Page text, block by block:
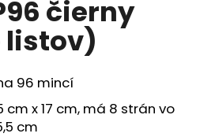
čierny
96 mincí
cm x 17 cm, má 8 strán vo
cm